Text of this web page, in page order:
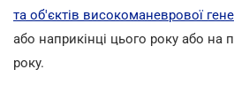
та об'єктів високоманеврової
або наприкінці цього року або на
року.